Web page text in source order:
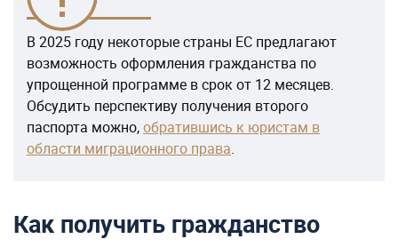
В 2025 году некоторые страны ЕС предлагают
возможность оформления гражданства по
упрощенной программе в срок от 12 месяцев.
Обсудить перспективу получения второго
паспорта можно,обратившись к юристам в
области миграционного права.
Как получить гражданство